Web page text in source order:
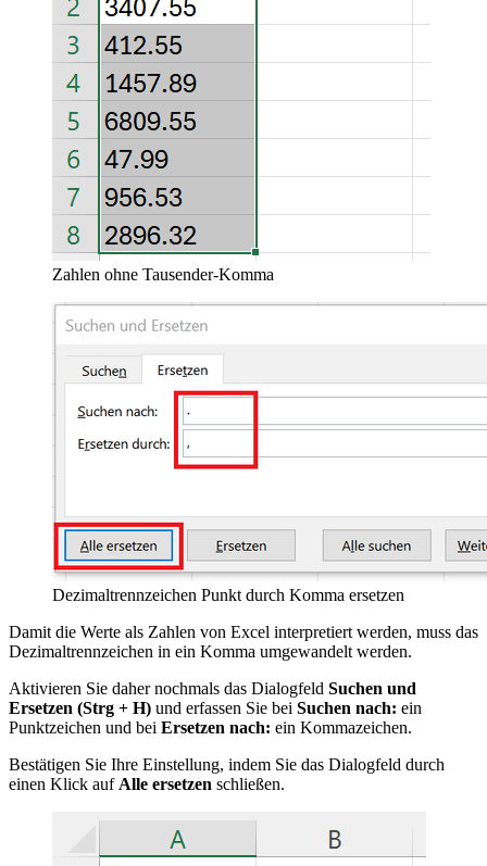
Zahlen ohne Tausender-Komma
Dezimaltrennzeichen Punkt durch Komma ersetzen
Damit die Werte als Zahlen von Excel interpretiert werden, muss das
Dezimaltrennzeichen in ein Komma umgewandelt werden.
Aktivieren Sie daher nochmals das Dialogfeld Suchen und
Ersetzen (Strg + H) und erfassen Sie bei Suchen nach: ein
Punktzeichen und bei Ersetzen nach: ein Kommazeichen.
Bestätigen Sie Ihre Einstellung, indem Sie das Dialogfeld durch
einen Klick aufAlle ersetzen schließen.